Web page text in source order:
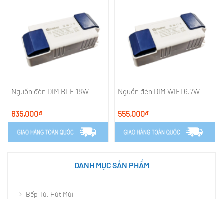
Nguồn đèn DIM BLE 18W
635,000₫
Nguồn đèn DIM WIFI 6.7W
555,000₫
DANH MỤC SẢN PHẨM
Bếp Từ, Hút Mùi